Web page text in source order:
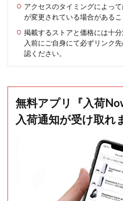
アクセスのタイミングによっ
が変更されている場合があるこ
掲載するストアと価格には十
入前にご自身にて必ずリンク
認ください。
無料アプリ『入荷
入荷通知が受け取れ